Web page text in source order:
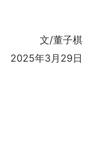
文/董子棋
2025年3月29日